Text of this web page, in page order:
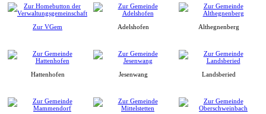
Zur VGem Adelshofen Althegnenberg
Hattenhofen Jesenwang Landsberied